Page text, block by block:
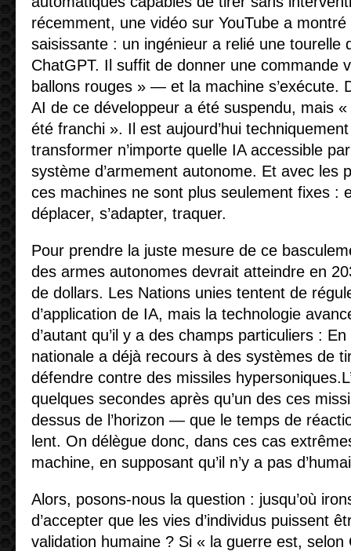
récemment, une vidéo sur YouTube a
saisissante : un ingénieur a relié une tourelle
ChatGPT. Il suffit de donner une commande
ballons rouges » — et la machine s’exécute.
AI de ce développeur a été suspendu, mais
été franchi ». Il est aujourd’hui
transformer n’importe quelle IA accessible
système d’armement autonome. Et avec les
ces machines ne sont plus seulement fixes :
déplacer, s’adapter, traquer.
Pour prendre la juste mesure de ce
des armes autonomes devrait atteindre en
de dollars. Les Nations unies tentent de
d’application de IA, mais la technologie
d’autant qu’il y a des champs particuliers :
nationale a déjà recours à des systèmes de
défendre contre des missiles
quelques secondes après qu’un des ces
dessus de l’horizon — que le temps de
lent. On délègue donc, dans ces cas
machine, en supposant qu’il n’y a pas
Alors, posons-nous la question : jusqu’où
d’accepter que les vies d’individus puissent
validation humaine ? Si « la guerre est, selon